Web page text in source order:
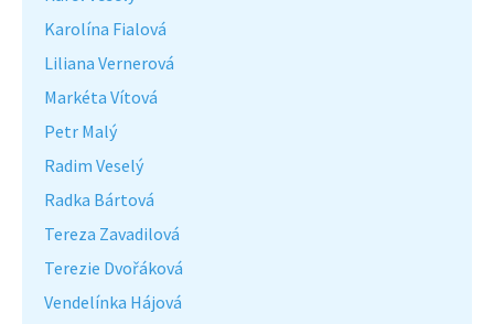
Karolína Fialová
Liliana Vernerová
Markéta Vítová
Petr Malý
Radim Veselý
Radka Bártová
Tereza Zavadilová
Terezie Dvořáková
Vendelínka Hájová